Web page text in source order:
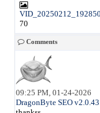
70
Comments
09:25 PM, 01-24-2026
DragonByte SEO